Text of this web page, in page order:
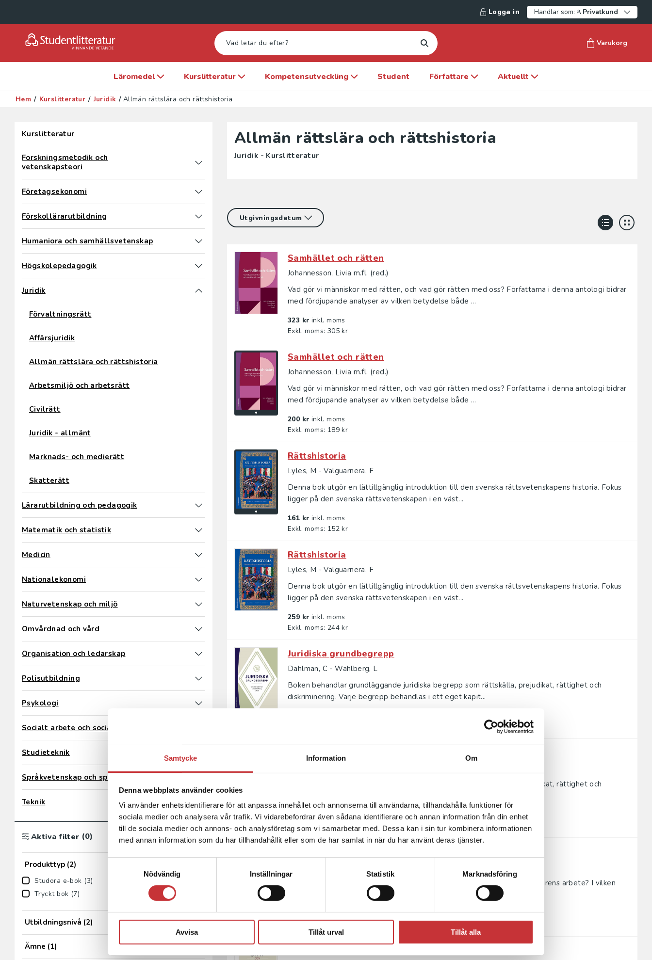
Samtycke Information Om
Denna webbplats använder cookies
Vi använder enhetsidentifierare för att anpassa innehållet och annonserna till användarna, tillhandahålla funktioner för
sociala medier och analysera vår trafik. Vi vidarebefordrar även sådana identifierare och annan information från din enhet
till de sociala medier och annons- och analysföretag som vi samarbetar med. Dessa kan i sin tur kombinera informationen
med annan information som du har tillhandahållit eller som de har samlat in när du har använt deras tjänster.
Nödvändig
Inställningar Statistik Marknadsföring
Avvisa Tillåt urval Tillåt alla
Logga in Handlar som: Privatkund
Varukorg
Läromedel Kurslitteratur Kompetensutveckling Student Författare Aktuellt
Hem / Kurslitteratur / Juridik / Allmän rättslära och rättshistoria
Kurslitteratur
Forskningsmetodik och
vetenskapsteori
Företagsekonomi
Förskollärarutbildning
Humaniora och samhällsvetenskap
Högskolepedagogik
Juridik
Förvaltningsrätt
Affärsjuridik
Allmän rättslära och rättshistoria
Arbetsmiljö och arbetsrätt
Civilrätt
Juridik - allmänt
Marknads- och medierätt
Skatterätt
Lärarutbildning och pedagogik
Matematik och statistik
Medicin
Nationalekonomi
Naturvetenskap och miljö
Omvårdnad och vård
Organisation och ledarskap
Polisutbildning
Psykologi
Socialt arbete och social omsorg
Studieteknik
Språkvetenskap och språkdidaktik
Teknik
Aktiva filter (0)
Produkttyp (2)
Studora e-bok (3)
Tryckt bok (7)
Utbildningsnivå (2)
Ämne (1)
Allmän rättslära och rättshistoria
Juridik - Kurslitteratur
Samhället och rätten
Johannesson, Livia m.fl. (red.)
Vad gör vi människor med rätten, och vad gör rätten med oss? Författarna i denna antologi bidrar
med fördjupande analyser av vilken betydelse både ...
323 kr inkl. moms
Exkl. moms: 305 kr
Samhället och rätten
Johannesson, Livia m.fl. (red.)
Vad gör vi människor med rätten, och vad gör rätten med oss? Författarna i denna antologi bidrar
med fördjupande analyser av vilken betydelse både ...
200 kr inkl. moms
Exkl. moms: 189 kr
Rättshistoria
Lyles, M - Valguarnera, F
Denna bok utgör en lättillgänglig introduktion till den svenska rättsvetenskapens historia. Fokus
ligger på den svenska rätts­vetenskapen i en väst...
161 kr inkl. moms
Exkl. moms: 152 kr
Rättshistoria
Lyles, M - Valguarnera, F
Denna bok utgör en lättillgänglig introduktion till den svenska rättsvetenskapens historia. Fokus
ligger på den svenska rätts­vetenskapen i en väst...
259 kr inkl. moms
Exkl. moms: 244 kr
Juridiska grundbegrepp
Dahlman, C - Wahlberg, L
Boken behandlar grundläggande juridiska begrepp som rätts­källa, prejudikat, rättighet och
diskriminering. Varje begrepp behandlas i ett eget kapit...
Juridiska grundbegrepp
Boken behandlar grundläggande juridiska begrepp som rättskälla, prejudikat, rättighet och
230 krinkl. moms
Exkl. moms: 217 kr
Bör brottslingar dömas till hårdare straff? Får lagstiftaren begränsa domarens arbete? I vilken
grad får staten ingripa i medborgarnas privatliv? B...
374 krinkl. moms